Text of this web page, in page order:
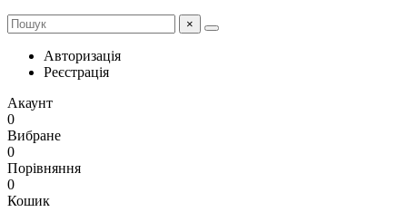
×
Авторизація
Реєстрація
Акаунт
0
Вибране
0
Порівняння
0
Кошик